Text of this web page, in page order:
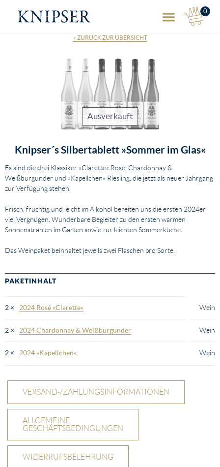
0
« ZURÜCK ZUR ÜBERSICHT
Ausverkauft
Knipser´s Silbertablett »Sommer im Glas«
Beschreibung
Es sind die drei Klassiker »Clarette« Rosé, Chardonnay &
Weißburgunder und »Kapellchen« Riesling, die jetzt als neuer Jahrgang
zur Verfügung stehen.
Frisch, fruchtig und leicht im Alkohol bereiten uns die ersten 2024er
viel Vergnügen. Wunderbare Begleiter zu den ersten warmen
Sonnenstrahlen im Garten sowie zur leichten Sommerküche.
Das Weinpaket beinhaltet jeweils zwei Flaschen pro Sorte.
PAKETINHALT
2 × 2024 Rosé »Clarette« Wein
2 × 2024 Chardonnay & Weißburgunder Wein
2 × 2024 »Kapellchen« Wein
VERSAND-/ZAHLUNGSINFORMATIONEN
ALLGEMEINE
GESCHÄFTSBEDINGUNGEN
WIDERRUFSBELEHRUNG